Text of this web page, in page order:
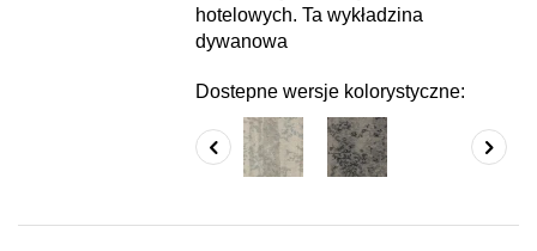
hotelowych. Ta wykładzina
dywanowa
Dostepne wersje kolorystyczne: